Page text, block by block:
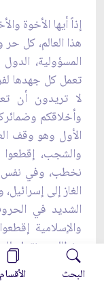
إذاً أيها الأخوة
هذا العالم، كل
المسؤولية،
تعمل كل ‏جهدها
لا تريدون أن
‏وأخلاقكم
الأول وهو وقف
والشجب، إقطعوا
نخطب، وفي نفس
الغاز إلى
الشديد ‏في
والإسلامية
‏ونطالب ونقول
إسرائيل،
البحث الأقسام